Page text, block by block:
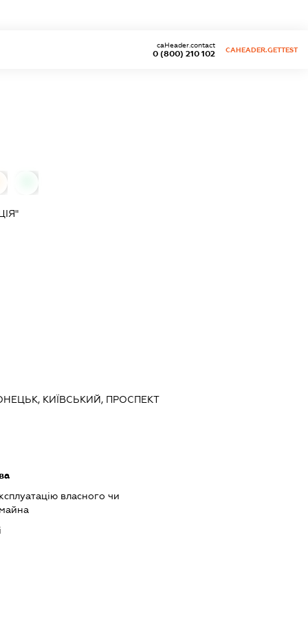
0 (800) 210 102
caHeader.contact
CAHEADER.GETTEST
КИЇВСЬКИЙ, ПРОСПЕКТ
власного чи